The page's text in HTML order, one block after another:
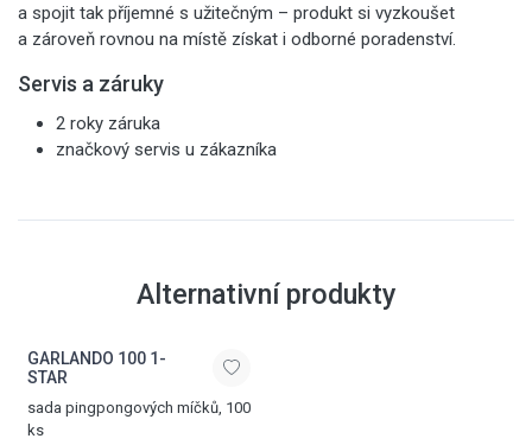
a spojit tak příjemné s užitečným – produkt si vyzkoušet
a zároveň rovnou na místě získat i odborné poradenství.
Servis a záruky
2 roky záruka
značkový servis u zákazníka
Alternativní produkty
GARLANDO 100 1-
STAR
sada pingpongových míčků, 100
ks